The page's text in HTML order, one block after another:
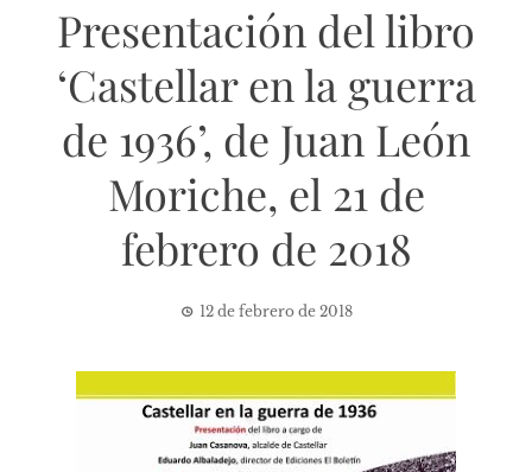
Presentación del libro
‘Castellar en la guerra
de 1936’, de Juan León
Moriche, el 21 de
febrero de 2018
12 de febrero de 2018